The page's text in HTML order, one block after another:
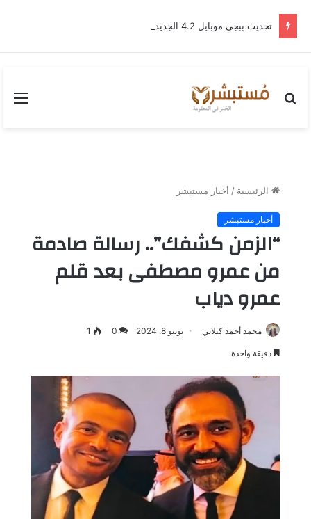
بحث
الرئيسية / أخبار مستبشر
أخبار مستبشر
“الزمن كشفك”.. رسالة صادمة
من عمرو مصطفى بعد قلم
عمرو دياب
محمد أحمد كيلاني يونيو 8, 2024 0
1
دقيقة واحدة